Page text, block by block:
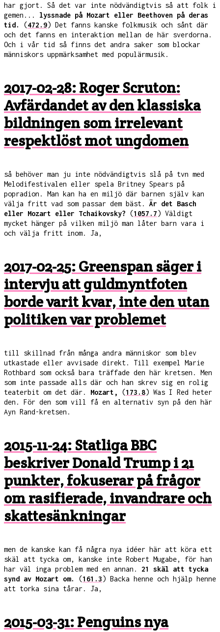
har gjort. Så det var inte nödvändigtvis så att folk i
gemen... lyssnade på Mozart eller Beethoven på deras
tid.
(472.9) Det fanns kanske folkmusik och sånt där
och det fanns en interaktion mellan de här sverdorna.
Och i vår tid så finns det andra saker som blockar
människors uppmärksamhet med populärmusik.
2017-02-28: Roger Scruton:
Avfärdandet av den klassiska
bildningen som irrelevant
respektlöst mot ungdomen
så behöver man ju inte nödvändigtvis slå på tvn med
Melodifestivalen eller spela Britney Spears på
popradion. Man kan ha en miljö där barnen själv kan
välja fritt vad som passar dem bäst. Är det Basch
eller Mozart eller Tchaikovsky? (1057.7) Väldigt
mycket hänger på vilken miljö man låter barn vara i
och välja fritt inom. Ja,
2017-02-25: Greenspan säger i
intervju att guldmyntfoten
borde varit kvar, inte den utan
politiken var problemet
till skillnad från många andra människor som blev
utkastade eller avvisade direkt. Till exempel Marie
Rothbard som också bara träffade den här kretsen. Men
som inte passade alls där och han skrev sig en rolig
teaterbit om det där. Mozart, (173.8) Was I Red heter
den. För den som vill få en alternativ syn på den här
Ayn Rand-kretsen.
2015-11-24: Statliga BBC
beskriver Donald Trump i 21
punkter, fokuserar på frågor
om rasifierade, invandrare och
skattesänkningar
men de kanske kan få några nya idéer här att köra ett
skäl att tycka om, kanske inte Robert Mugabe, för han
har väl inga problem med en annan. 21 skäl att tycka
synd av Mozart om.
(161.3) Backa henne och hjälp henne
att torka sina tårar. Ja,
2015-03-31: Penguins nya